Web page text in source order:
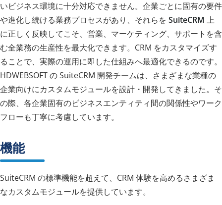
いビジネス環境に十分対応できません。企業ごとに固有の要件
や進化し続ける業務プロセスがあり、それらを SuiteCRM 上
に正しく反映してこそ、営業、マーケティング、サポートを含
む全業務の生産性を最大化できます。CRM をカスタマイズす
ることで、実際の運用に即した仕組みへ最適化できるのです。
HDWEBSOFT の SuiteCRM 開発チームは、さまざまな業種の
企業向けにカスタムモジュールを設計・開発してきました。そ
の際、各企業固有のビジネスエンティティ間の関係性やワーク
フローも丁寧に考慮しています。
機能
SuiteCRM の標準機能を超えて、CRM 体験を高めるさまざま
なカスタムモジュールを提供しています。